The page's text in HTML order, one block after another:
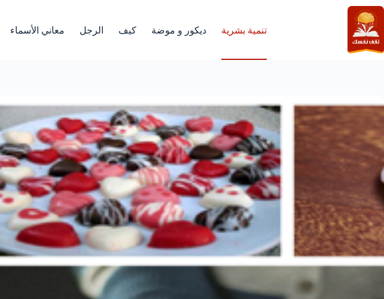
التجاوز
إلى
المحتوى
تنمية بشرية ديكور و موضة كيف الرجل معاني الأسماء